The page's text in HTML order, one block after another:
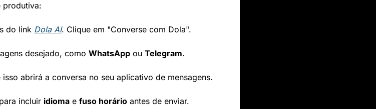
produtiva:
do link Dola AI. Clique em "Converse com Dola".
desejado, como WhatsApp ou Telegram.
isso abrirá a conversa no seu aplicativo de mensagens.
incluir idioma e fuso horário antes de enviar.